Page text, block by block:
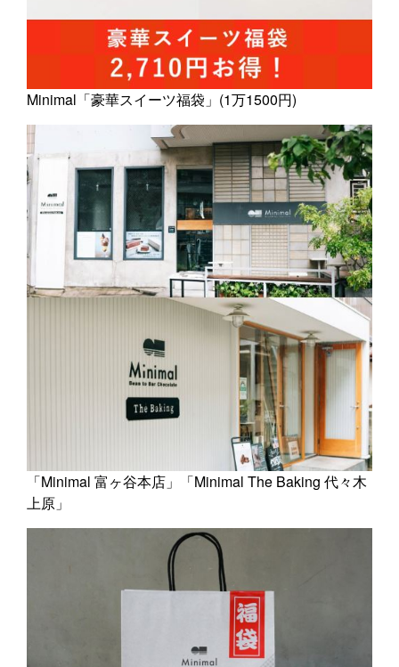
Minimal「豪華スイーツ福袋」(1万1500円)
「Minimal 富ヶ谷本店」「Minimal The Baking 代々木
上原」